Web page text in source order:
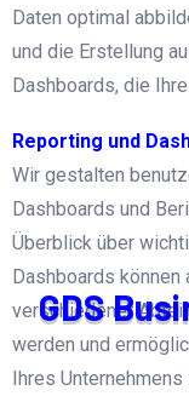
GDSBusi
Daten optimal
und die Erstellung
Dashboards, die
Reporting und
Wir gestalten
Dashboards und
Überblick über
Dashboards
verschiedener
werden und
Ihres Unternehmens